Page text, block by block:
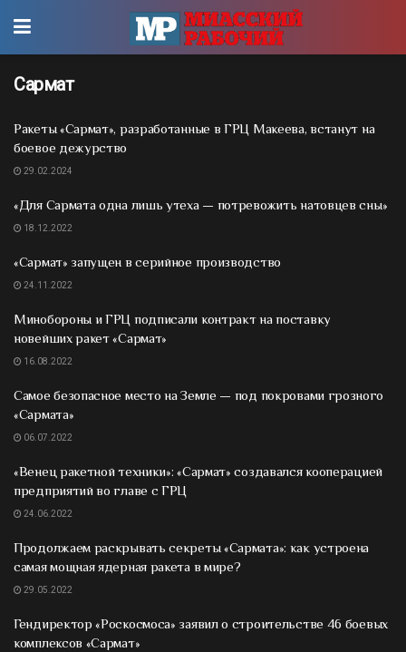
Сармат
Ракеты «Сармат», разработанные в ГРЦ Макеева, встанут на
боевое дежурство
29.02.2024
«Для Сармата одна лишь утеха — потревожить натовцев сны»
18.12.2022
«Сармат» запущен в серийное производство
24.11.2022
Минобороны и ГРЦ подписали контракт на поставку
новейших ракет «Сармат»
16.08.2022
Самое безопасное место на Земле — под покровами грозного
«Сармата»
06.07.2022
«Венец ракетной техники»: «Сармат» создавался кооперацией
предприятий во главе с ГРЦ
24.06.2022
Продолжаем раскрывать секреты «Сармата»: как устроена
самая мощная ядерная ракета в мире?
29.05.2022
Гендиректор «Роскосмоса» заявил о строительстве 46 боевых
комплексов «Сармат»